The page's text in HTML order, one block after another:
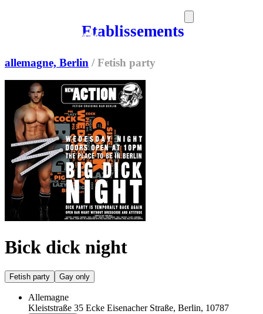
Etablissements
MAG
allemagne, Berlin / Fetish party
Bick dick night
Fetish party Gay only
Allemagne
Kleiststraße 35 Ecke Eisenacher Straße, Berlin, 10787